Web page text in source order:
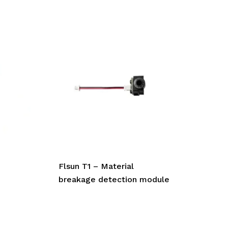
Flsun T1 – Material
breakage detection module